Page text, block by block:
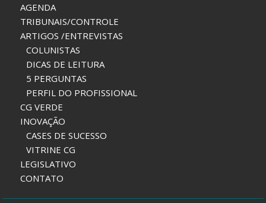
AGENDA
TRIBUNAIS/CONTROLE
ARTIGOS /ENTREVISTAS
COLUNISTAS
DICAS DE LEITURA
5 PERGUNTAS
PERFIL DO PROFISSIONAL
CG VERDE
INOVAÇÃO
CASES DE SUCESSO
VITRINE CG
LEGISLATIVO
CONTATO